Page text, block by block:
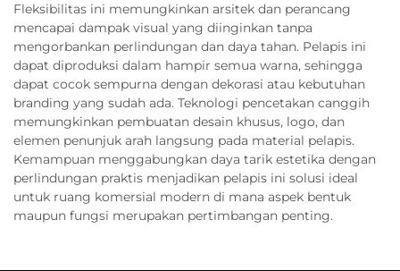
Fleksibilitas ini memungkinkan arsitek dan perancang
mencapai dampak visual yang diinginkan tanpa
mengorbankan perlindungan dan daya tahan. Pelapis ini
dapat diproduksi dalam hampir semua warna, sehingga
dapat cocok sempurna dengan dekorasi atau kebutuhan
branding yang sudah ada. Teknologi pencetakan canggih
memungkinkan pembuatan desain khusus, logo, dan
elemen penunjuk arah langsung pada material pelapis.
Kemampuan menggabungkan daya tarik estetika dengan
perlindungan praktis menjadikan pelapis ini solusi ideal
untuk ruang komersial modern di mana aspek bentuk
maupun fungsi merupakan pertimbangan penting.